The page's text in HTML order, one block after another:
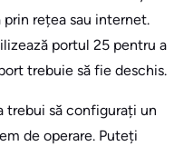
rețea sau internet.
portul 25 pentru a
trebuie să fie deschis.
trebui să configurați un
de operare. Puteți